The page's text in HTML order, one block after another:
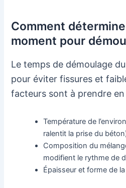
Comment
moment pour
Le temps de démoulage
pour éviter fissures et
facteurs sont à prendre
Température de
ralentit la prise du
Composition du
modifient le rythme de
Épaisseur et forme de